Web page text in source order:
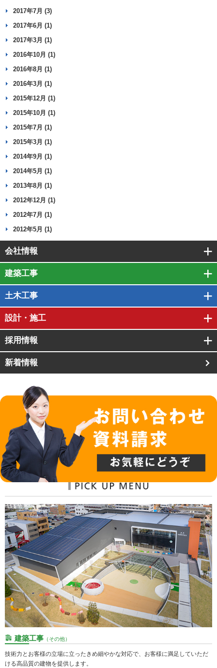
2017年7月 (3)
2017年6月 (1)
2017年3月 (1)
2016年10月 (1)
2016年8月 (1)
2016年3月 (1)
2015年12月 (1)
2015年10月 (1)
2015年7月 (1)
2015年3月 (1)
2014年9月 (1)
2014年5月 (1)
2013年8月 (1)
2012年12月 (1)
2012年7月 (1)
2012年5月 (1)
会社情報
建築工事
土木工事
設計・施工
採用情報
新着情報
建築工事 （その他）
技術力とお客様の立場に立ったきめ細やかな対応で、お客様に満足していただ
ける高品質の建物を提供します。